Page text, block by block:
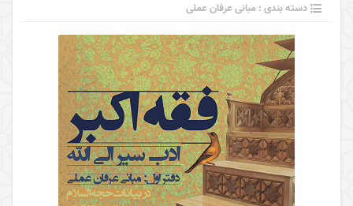
دسته بندی : مبانی عرفان عملی